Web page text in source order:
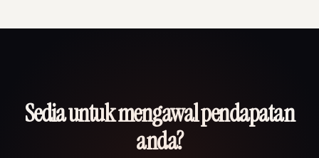
Sedia untuk mengawal pendapatan
anda?